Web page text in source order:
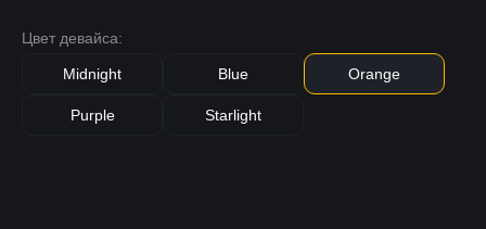
Цвет девайса:
Midnight Blue Orange
Purple Starlight